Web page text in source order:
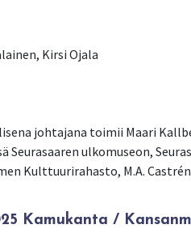
Kirsi Ojala
johtajana toimii Maari
Seurasaaren ulkomuseon,
Kulttuurirahasto, M.A.
Kamukanta /